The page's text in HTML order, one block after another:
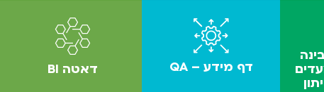
דף מידע – QA דאטה BI